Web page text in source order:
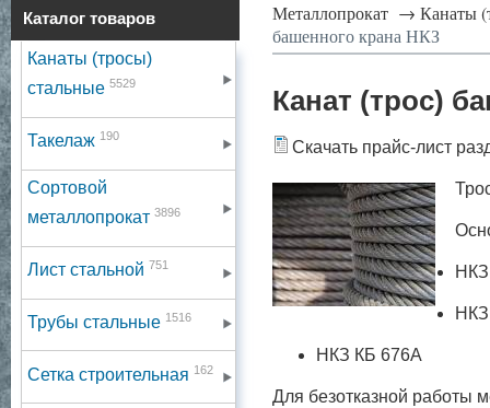
Каталог товаров
Канаты (тросы)
стальные 5529
Такелаж 190
Сортовой
металлопрокат 3896
Лист стальной 751
Трубы стальные 1516
Сетка строительная 162
Металлопрокат → Канаты
башенного крана НКЗ
Канат (трос)
Скачать прайс-лист
НКЗ КБ 676А
Для безотказной работы